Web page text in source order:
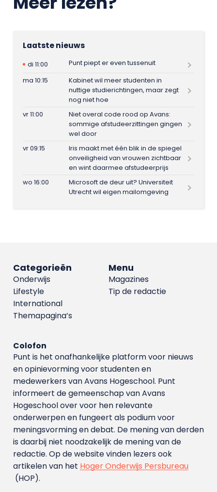
Laatste nieuws
di 11:00
Punt piept er even tussenuit
ma 10:15
Kabinet wil meer studenten in
nuttige studierichtingen, maar zegt
nog niet hoe
vr 11:00
Niet overal code rood op Avans:
sommige afstudeerzittingen gingen
wel door
vr 09:15
Iris maakt met één blik in de spiegel
onveiligheid van vrouwen zichtbaar
en wint daarmee afstudeerprijs
wo 16:00
Microsoft de deur uit? Universiteit
Utrecht wil eigen mailomgeving
Menu
Magazines
Tip de redactie
Categorieën
Onderwijs
Lifestyle
International
Themapagina’s
Colofon
Punt is het onafhankelijke platform voor nieuws
en opinievorming voor studenten en
medewerkers van Avans Hoge­school. Punt
informeert de gemeenschap van Avans
Hogeschool over voor hen relevante
onderwerpen en fungeert als podium voor
meningsvorming en debat. De mening van derden
is daarbij niet noodzakelijk de mening van de
redactie. Op de website vinden lezers ook
artikelen van het Hoger Onderwijs Persbureau
(HOP).